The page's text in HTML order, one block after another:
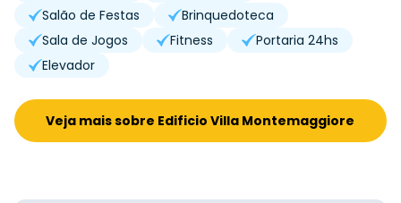
Salão de Festas
Brinquedoteca
Sala de Jogos
Fitness
Portaria 24hs
Elevador
Veja mais sobre Edificio Villa Montemaggiore